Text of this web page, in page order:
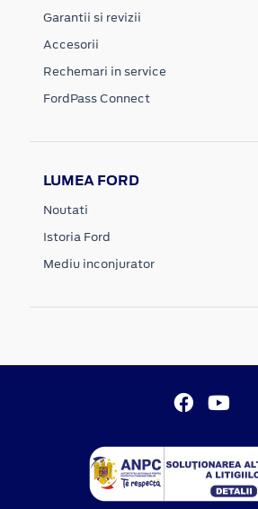
Garantii si revizii
Accesorii
Rechemari in service
FordPass Connect
LUMEA FORD
Noutati
Istoria Ford
Mediu inconjurator